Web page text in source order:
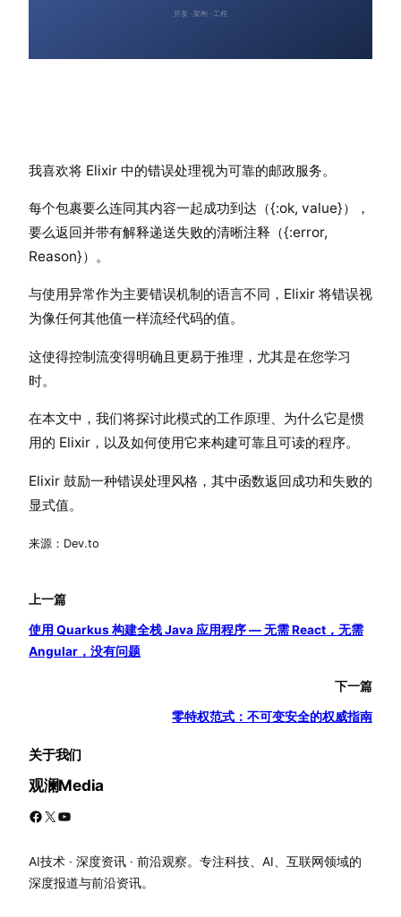
我喜欢将 Elixir 中的错误处理视为可靠的邮政服务。
每个包裹要么连同其内容一起成功到达（{:ok, value}），
要么返回并带有解释递送失败的清晰注释（{:error,
Reason}）。
与使用异常作为主要错误机制的语言不同，Elixir 将错误视
为像任何其他值一样流经代码的值。
这使得控制流变得明确且更易于推理，尤其是在您学习
时。
在本文中，我们将探讨此模式的工作原理、为什么它是惯
用的 Elixir，以及如何使用它来构建可靠且可读的程序。
Elixir 鼓励一种错误处理风格，其中函数返回成功和失败的
显式值。
来源：Dev.to
上一篇
使用 Quarkus 构建全栈 Java 应用程序 — 无需 React，无需
Angular，没有问题
下一篇
零特权范式：不可变安全的权威指南
关于我们
观澜Media
Facebook X YouTube
AI技术 · 深度资讯 · 前沿观察。专注科技、AI、互联网领域的
深度报道与前沿资讯。